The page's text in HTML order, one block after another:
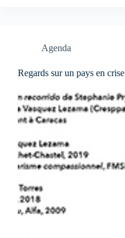
Agenda
Regards sur un pays en crise